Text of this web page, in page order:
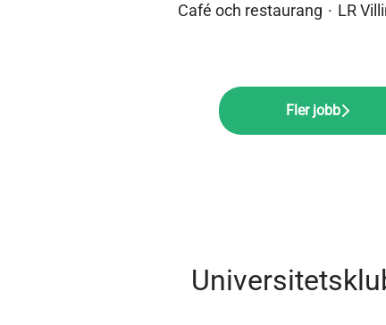
Café och restaurang · LR
Fler jobb